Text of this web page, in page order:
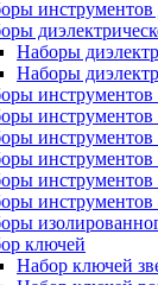
инструментов
Наборы
Наборы
инструментов
инструментов
инструментов
инструментов
инструментов
инструментов
ключей
Набор ключей